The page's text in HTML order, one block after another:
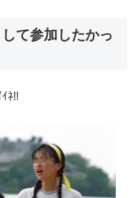
て参加したかっ
ﾈ!!